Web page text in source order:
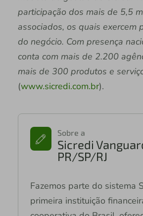
participação dos mais de 5,5
associados, os quais exercem
do negócio. Com presença
conta com mais de 2.200
mais de 300 produtos e
(www.sicredi.com.br).
Sobre a
Sicredi
PR/SP/RJ
Fazemos parte do sistema
primeira instituição